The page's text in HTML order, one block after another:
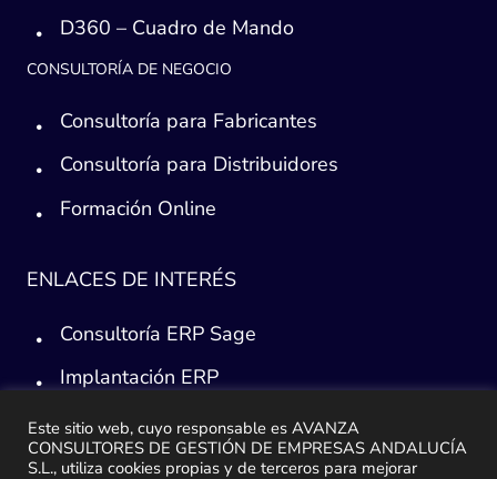
D360 – Cuadro de Mando
CONSULTORÍA DE NEGOCIO
Consultoría para Fabricantes
Consultoría para Distribuidores
Formación Online
ENLACES DE INTERÉS
Consultoría ERP Sage
Implantación ERP
Plan de ayuda Sage
Migración y traspaso de datos
Este sitio web, cuyo responsable es AVANZA
CONSULTORES DE GESTIÓN DE EMPRESAS ANDALUCÍA
S.L., utiliza cookies propias y de terceros para mejorar